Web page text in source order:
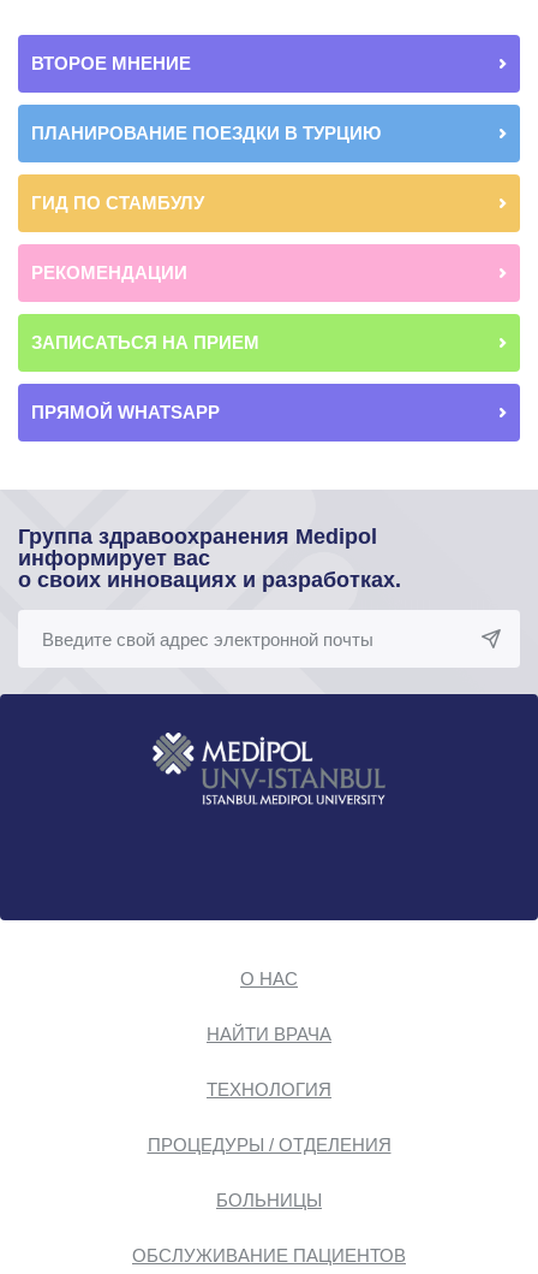
ВТОРОЕ МНЕНИЕ
ПЛАНИРОВАНИЕ ПОЕЗДКИ В ТУРЦИЮ
ГИД ПО СТАМБУЛУ
РЕКОМЕНДАЦИИ
ЗАПИСАТЬСЯ НА ПРИЕМ
ПРЯМОЙ WHATSAPP
Группа здравоохранения Medipol
информирует вас
о своих инновациях и разработках.
О НАС
НАЙТИ ВРАЧА
ТЕХНОЛОГИЯ
ПРОЦЕДУРЫ / ОТДЕЛЕНИЯ
БОЛЬНИЦЫ
ОБСЛУЖИВАНИЕ ПАЦИЕНТОВ